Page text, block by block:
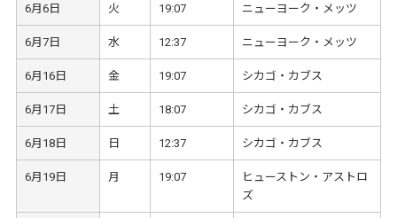
6月6日 火 19:07 ニューヨーク・メッツ
6月7日 水 12:37 ニューヨーク・メッツ
6月16日 金 19:07 シカゴ・カブス
6月17日 土 18:07 シカゴ・カブス
6月18日 日 12:37 シカゴ・カブス
6月19日 月 19:07
ヒューストン・アストロ
ズ